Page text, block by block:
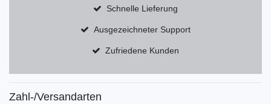
Schnelle Lieferung
Ausgezeichneter Support
Zufriedene Kunden
Zahl-/Versandarten